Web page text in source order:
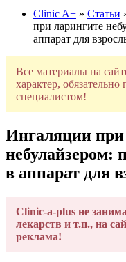
Clinic A+ » Статьи
при ларингите
аппарат для
Все материалы на
характер, обязательно
специалистом!
Ингаляции при
небулайзером:
в аппарат для
Clinic-a-plus не
лекарств и т.п., на
реклама!